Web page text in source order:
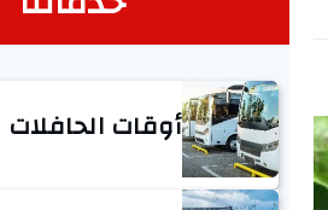
أوقات الحافلات